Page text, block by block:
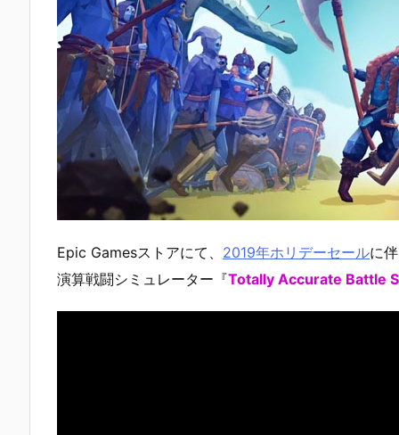
Epic Gamesストアにて、 2019年ホリデーセールに
演算戦闘シミュレーター『Totally Accurate Battle